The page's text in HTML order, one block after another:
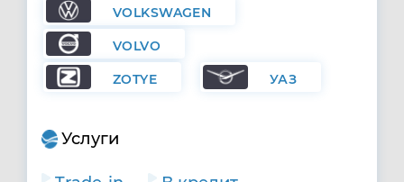
VOLKSWAGEN
VOLVO
ZOTYE УАЗ
Услуги